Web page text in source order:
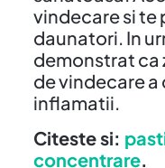
vindecare si te
daunatori. In
demonstrat ca
de vindecare
inflamatii.
Citeste si:
concentrare.